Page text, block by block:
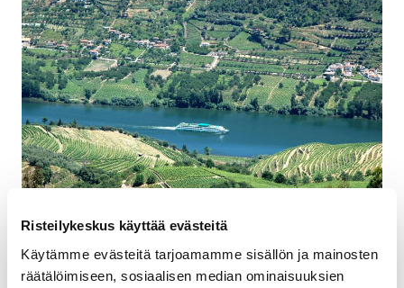
Risteilykeskus käyttää evästeitä
Käytämme evästeitä tarjoamamme sisällön ja mainosten
räätälöimiseen, sosiaalisen median ominaisuuksien